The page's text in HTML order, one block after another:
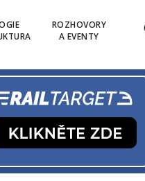
ROZHOVORY
A EVENTY